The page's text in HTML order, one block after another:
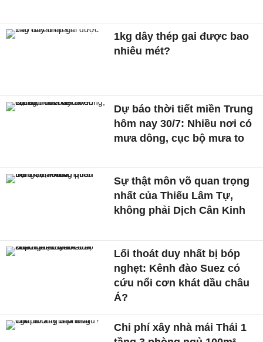
1kg dây thép gai được bao
nhiêu mét?
Dự báo thời tiết miền Trung
hôm nay 30/7: Nhiều nơi có
mưa dông, cục bộ mưa to
Sự thật môn võ quan trọng
nhất của Thiếu Lâm Tự,
không phải Dịch Cân Kinh
Lối thoát duy nhất bị bóp
nghẹt: Kênh đào Suez có
cứu nổi cơn khát dầu châu
Á?
Chi phí xây nhà mái Thái 1